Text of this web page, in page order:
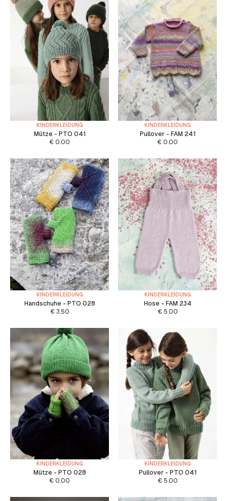
KINDERKLEIDUNG
Mütze - PTO 041
€ 0.00
KINDERKLEIDUNG
Pullover - FAM 241
€ 0.00
KINDERKLEIDUNG
Handschuhe - PTO 028
€3.50
KINDERKLEIDUNG
Hose - FAM 234
€5.00
KINDERKLEIDUNG
Mütze - PTO 028
€ 0.00
KINDERKLEIDUNG
Pullover - PTO 041
€5.00